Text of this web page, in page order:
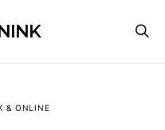
& ONLINE